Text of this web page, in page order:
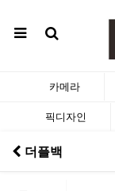
카메라
픽디자인
더플백